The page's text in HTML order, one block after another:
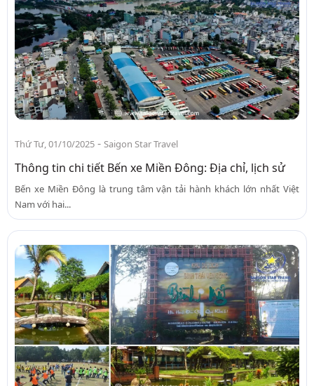
Thứ Tư, 01/10/2025 - Saigon Star Travel
Thông tin chi tiết Bến xe Miền Đông: Địa chỉ, lịch sử
Bến xe Miền Đông là trung tâm vận tải hành khách lớn nhất Việt
Nam với hai...